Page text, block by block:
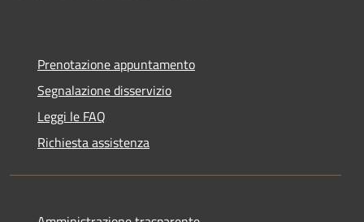
Prenotazione appuntamento
Segnalazione disservizio
Leggi le FAQ
Richiesta assistenza